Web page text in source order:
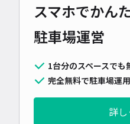
スマホでかん
駐車場運営
1台分のスペースでも
完全無料で駐車場運
詳